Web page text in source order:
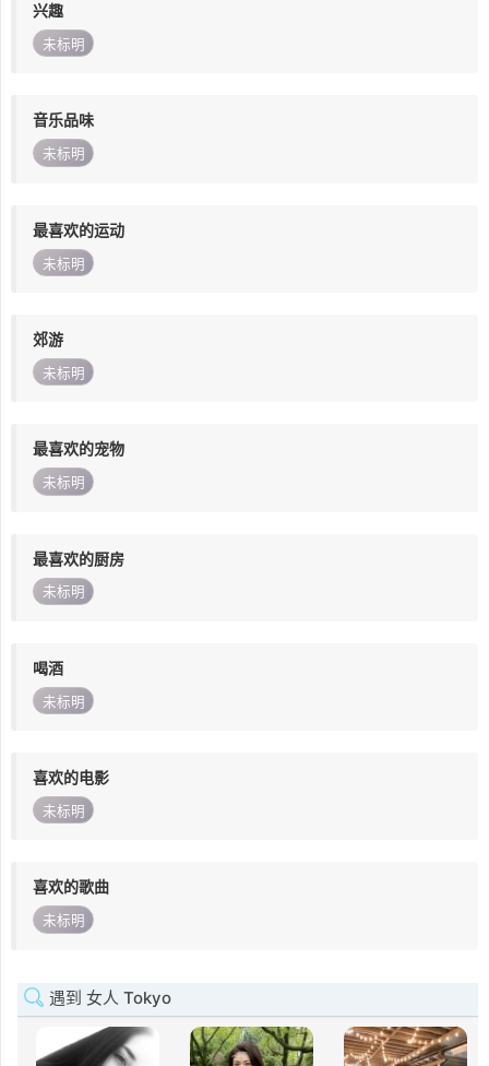
兴趣
未标明
音乐品味
未标明
最喜欢的运动
未标明
郊游
未标明
最喜欢的宠物
未标明
最喜欢的厨房
未标明
喝酒
未标明
喜欢的电影
未标明
喜欢的歌曲
未标明
遇到 女人 Tokyo